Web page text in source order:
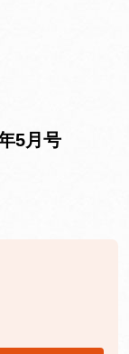
5月号